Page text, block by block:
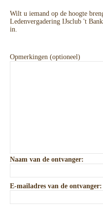
Wilt u iemand op de hoogte
Ledenvergadering IJsclub 't
in.
Opmerkingen (optioneel)
Naam van de ontvanger:
E-mailadres van de ontvanger: